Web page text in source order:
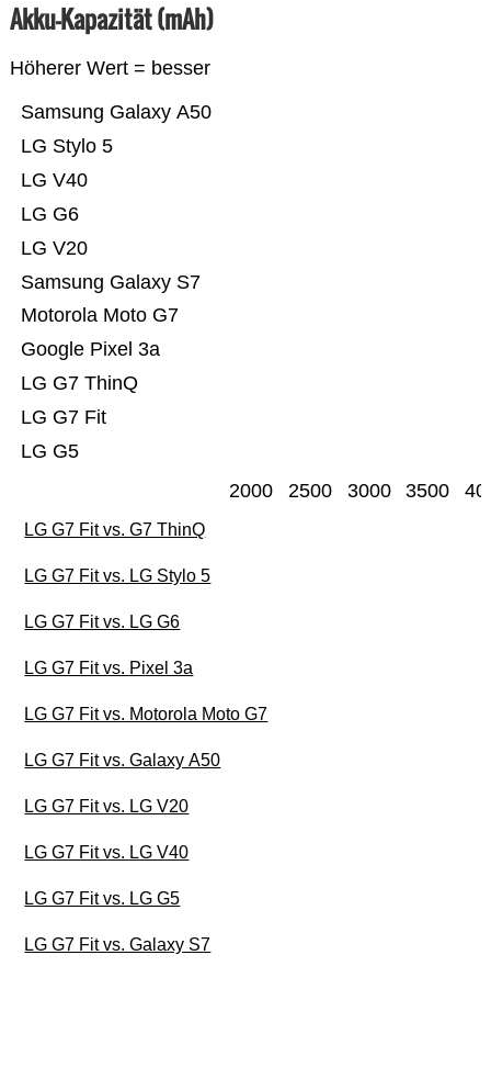
Akku-Kapazität (mAh)
Höherer Wert = besser
LG G5
LG G7 Fit
LG G7 ThinQ
Google Pixel 3a
Motorola Moto G7
Samsung Galaxy S7
LG V20
LG G6
LG V40
LG Stylo 5
Samsung Galaxy A50
2000 2500 3000 3500
LG G7 Fit vs. G7 ThinQ
LG G7 Fit vs. LG Stylo 5
LG G7 Fit vs. LG G6
LG G7 Fit vs. Pixel 3a
LG G7 Fit vs. Motorola Moto G7
LG G7 Fit vs. Galaxy A50
LG G7 Fit vs. LG V20
LG G7 Fit vs. LG V40
LG G7 Fit vs. LG G5
LG G7 Fit vs. Galaxy S7